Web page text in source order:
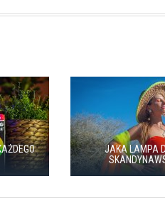
JAKA LAMPA